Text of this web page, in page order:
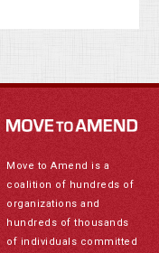
Move to Amend is a
coalition of hundreds of
organizations and
hundreds of thousands
of individuals committed